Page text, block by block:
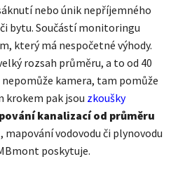
nebo únik nepříjemného
bytu. Součástí monitoringu
který má nespočetné výhody.
rozsah průměru, a to od 40
nepomůže kamera, tam pomůže
krokem pak jsou zkoušky
kanalizací od průměru
mapování vodovodu či plynovodu
poskytuje.